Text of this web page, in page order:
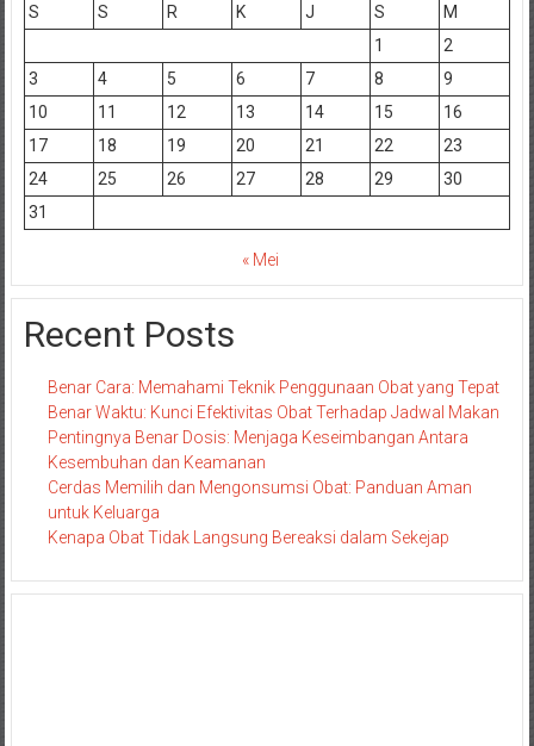
S
S R K J S
M
1
2
3
4 5 6 7 8
9
10
11 12 13 14 15
16
17
18 19 20 21 22
23
24
25 26 27 28 29
30
31
« Mei
Recent Posts
Benar Cara: Memahami Teknik Penggunaan Obat yang Tepat
Benar Waktu: Kunci Efektivitas Obat Terhadap Jadwal Makan
Pentingnya Benar Dosis: Menjaga Keseimbangan Antara
Kesembuhan dan Keamanan
Cerdas Memilih dan Mengonsumsi Obat: Panduan Aman
untuk Keluarga
Kenapa Obat Tidak Langsung Bereaksi dalam Sekejap